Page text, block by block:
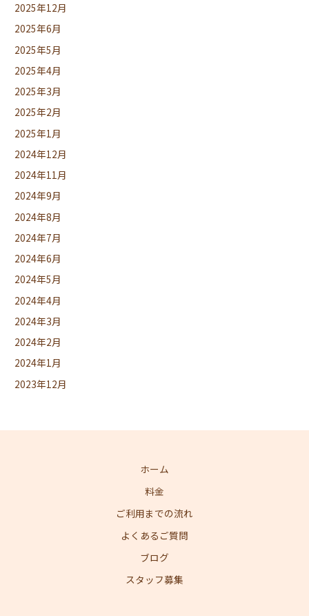
2025年12月
2025年6月
2025年5月
2025年4月
2025年3月
2025年2月
2025年1月
2024年12月
2024年11月
2024年9月
2024年8月
2024年7月
2024年6月
2024年5月
2024年4月
2024年3月
2024年2月
2024年1月
2023年12月
ホーム
料金
ご利用までの流れ
よくあるご質問
ブログ
スタッフ募集